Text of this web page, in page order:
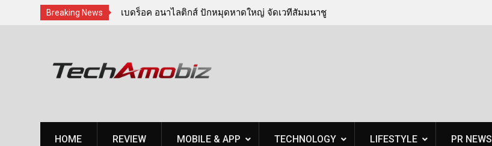
Breaking News
เปลี่ยนเกมการพัฒนาคน
เบดร็อค อนาไลติกส์ ปักหมุดหาดใหญ่ จัดเวทีสัมมนาชู
HOME REVIEW MOBILE & APP TECHNOLOGY LIFESTYLE PR NEWS